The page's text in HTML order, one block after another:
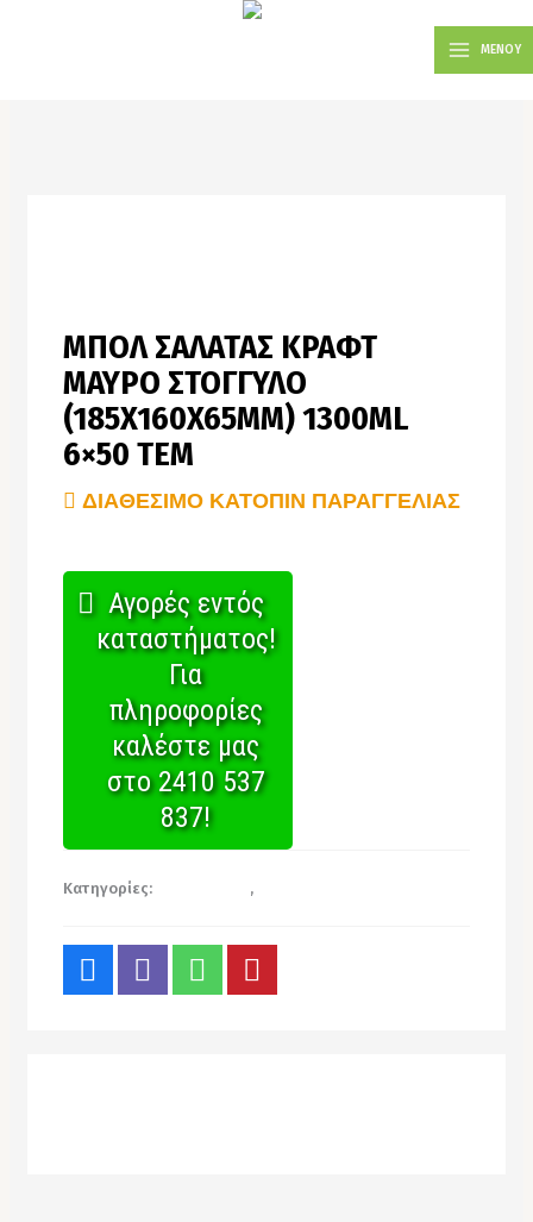
MAIN
MENUΜΕΝΟΥ
ΜΠΟΛ ΣΑΛΑΤΑΣ ΚΡΑΦΤ
ΜΑΥΡΟ ΣΤΟΓΓΥΛΟ
(185X160X65MM) 1300ML
6×50 TEM
ΔΙΑΘΈΣΙΜΟ ΚΑΤΌΠΙΝ ΠΑΡΑΓΓΕΛΊΑΣ
Αγορές εντός
καταστήματος!
Για
πληροφορίες
καλέστε μας
στο 2410 537
837!
Κατηγορίες: ,